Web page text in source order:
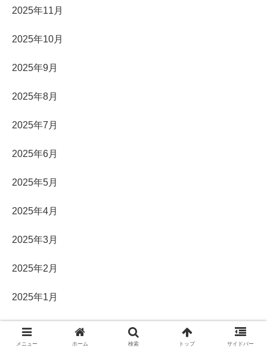
2025年11月
2025年10月
2025年9月
2025年8月
2025年7月
2025年6月
2025年5月
2025年4月
2025年3月
2025年2月
2025年1月
2024年12月
メニュー ホーム 検索 トップ サイドバー